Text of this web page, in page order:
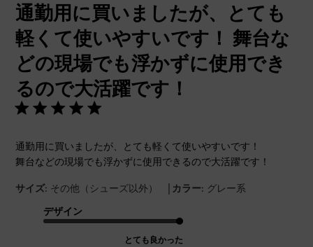
通勤用に買いましたが、とても
軽くて使いやすいです！ 舞台な
どの現場でも浮かずに使用でき
るので大活躍です！
通勤用に買いましたが、とても軽くて使いやすいです！
舞台などの現場でも浮かずに使用できるので大活躍です！
サイズ: その他（シューズ以外） | カラー: グレー系
デザイン
とても良かった